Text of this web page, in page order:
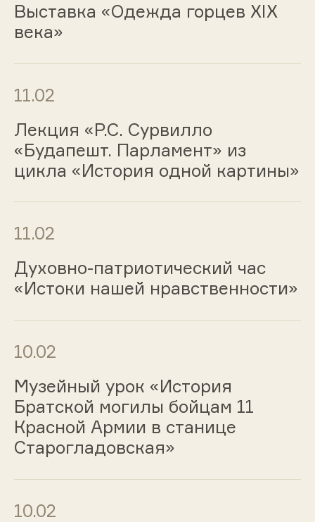
Выставка «Одежда горцев ХIХ
века»
11.02
Лекция «Р.С. Сурвилло
«Будапешт. Парламент» из
цикла «История одной картины»
11.02
Духовно-патриотический час
«Истоки нашей нравственности»
10.02
Музейный урок «История
Братской могилы бойцам 11
Красной Армии в станице
Старогладовская»
10.02